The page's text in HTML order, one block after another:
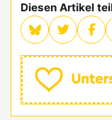
Diesen Artikel